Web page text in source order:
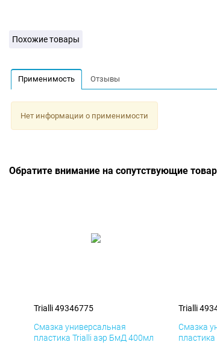
Похожие товары
Применимость Отзывы
Нет информации о применимости
Обратите внимание на сопутствующие
Trialli 49346775
Смазка универсальная
пластика Trialli аэр БмД 400мл
Trialli
Смазка